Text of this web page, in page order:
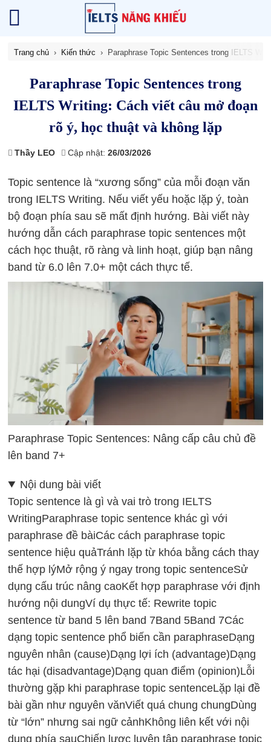
Trang chủ Kiến thức Paraphrase Topic Sentences trong IELTS
Paraphrase Topic Sentences trong
IELTS Writing: Cách viết câu mở đoạn
rõ ý, học thuật và không lặp
Thầy LEO Cập nhật:26/03/2026
Topic sentence là “xương sống” của mỗi đoạn văn
trong IELTS Writing. Nếu viết yếu hoặc lặp ý, toàn
bộ đoạn phía sau sẽ mất định hướng. Bài viết này
hướng dẫn cách paraphrase topic sentences một
cách học thuật, rõ ràng và linh hoạt, giúp bạn nâng
band từ 6.0 lên 7.0+ một cách thực tế.
Paraphrase Topic Sentences: Nâng cấp câu chủ đề
lên band 7+
Nội dung bài viết
Topic sentence là gì và vai trò trong IELTS
WritingParaphrase topic sentence khác gì với
paraphrase đề bàiCác cách paraphrase topic
sentence hiệu quảTránh lặp từ khóa bằng cách thay
thế hợp lýMở rộng ý ngay trong topic sentenceSử
dụng cấu trúc nâng caoKết hợp paraphrase với định
hướng nội dungVí dụ thực tế: Rewrite topic
sentence từ band 5 lên band 7Band 5Band 7Các
dạng topic sentence phổ biến cần paraphraseDạng
nguyên nhân (cause)Dạng lợi ích (advantage)Dạng
tác hại (disadvantage)Dạng quan điểm (opinion)Lỗi
thường gặp khi paraphrase topic sentenceLặp lại đề
bài gần như nguyên vănViết quá chung chungDùng
từ “lớn” nhưng sai ngữ cảnhKhông liên kết với nội
dung phía sauChiến lược luyện tập paraphrase topic